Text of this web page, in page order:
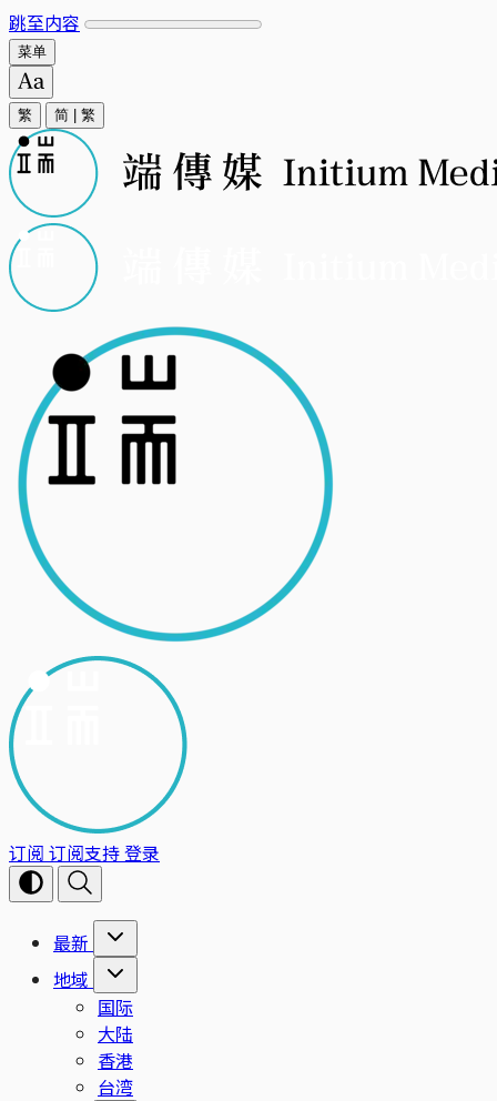
跳至内容
菜单
繁 简 繁
订阅 订阅支持登录
最新
地域
国际
大陆
香港
台湾